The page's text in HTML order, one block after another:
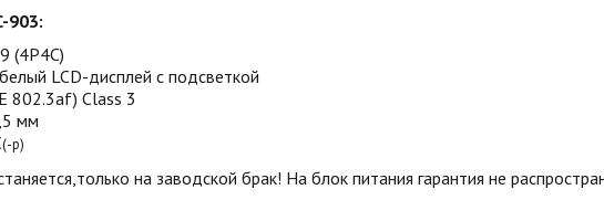
903:
(4P4C)
LCD-дисплей с подсветкой
802.3af) Class 3
мм
(-р)
на заводской брак! На блок питания гарантия не